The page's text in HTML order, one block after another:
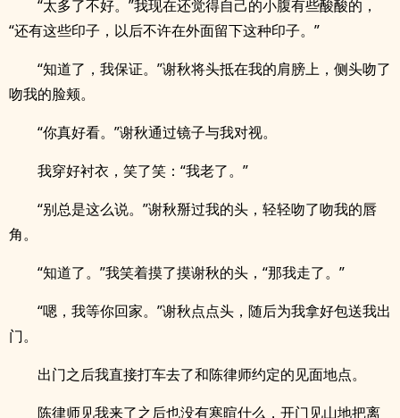
“太多了不好。”我现在还觉得自己的小腹有些酸酸的，
“还有这些印子，以后不许在外面留下这种印子。”
“知道了，我保证。”谢秋将头抵在我的肩膀上，侧头吻了
吻我的脸颊。
“你真好看。”谢秋通过镜子与我对视。
我穿好衬衣，笑了笑：“我老了。”
“别总是这么说。”谢秋掰过我的头，轻轻吻了吻我的唇
角。
“知道了。”我笑着摸了摸谢秋的头，“那我走了。”
“嗯，我等你回家。”谢秋点点头，随后为我拿好包送我出
门。
出门之后我直接打车去了和陈律师约定的见面地点。
陈律师见我来了之后也没有寒暄什么，开门见山地把离